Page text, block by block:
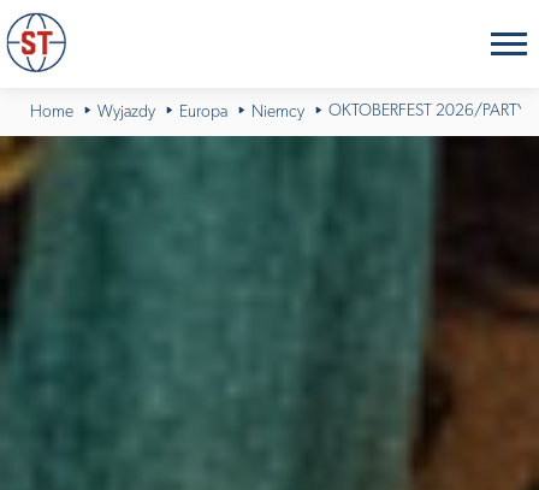
Home Wyjazdy Europa Niemcy OKTOBERFEST 2026/PARTY